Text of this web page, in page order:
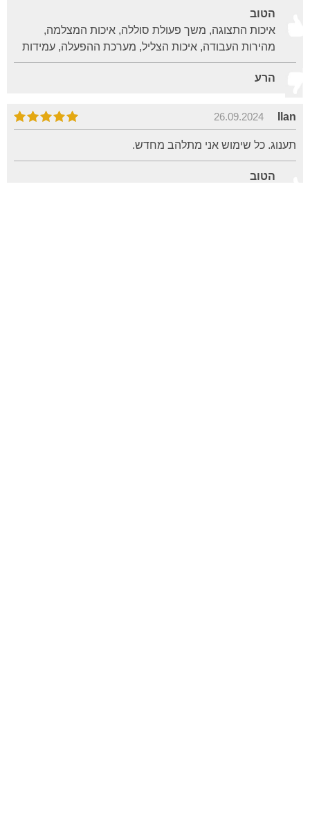
הטוב
איכות התצוגה, משך פעולת סוללה, איכות המצלמה,
מהירות העבודה, איכות הצליל, מערכת ההפעלה, עמידות
הרע
Ilan
26.09.2024
תענוג. כל שימוש אני מתלהב מחדש.
הטוב